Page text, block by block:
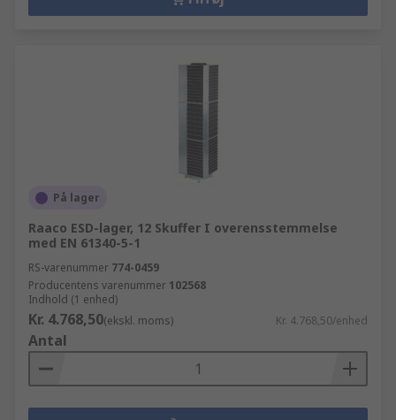
På lager
Raaco ESD-lager, 12 Skuffer I overensstemmelse
med EN 61340-5-1
RS-varenummer 774-0459
Producentens varenummer 102568
Indhold (1 enhed)
Kr. 4.768,50(ekskl. moms) Kr. 4.768,50/enhed
Antal